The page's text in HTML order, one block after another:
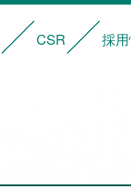
CSR 採